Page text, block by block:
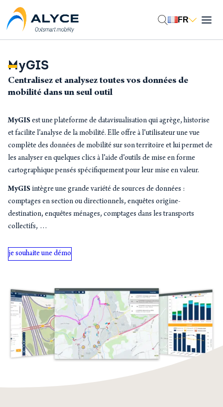
contenu
FR
MyGIS
Centralisez et analysez toutes vos données de
mobilité dans un seul outil
MyGISest une plateforme de datavisualisation qui agrège, historise
et facilite l’analyse de la mobilité. Elle offre à l’utilisateur une vue
complète des données de mobilité sur son territoire et lui permet de
les analyser en quelques clics à l’aide d’outils de mise en forme
cartographique pensés spécifiquement pour leur mise en valeur.
MyGISintègre une grande variété de sources de données :
comptages en section ou directionnels, enquêtes origine-
destination, enquêtes ménages, comptages dans les transports
collectifs, …
je souhaite une démo